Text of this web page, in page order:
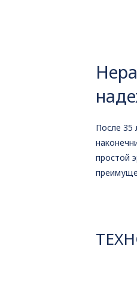
После 35
простой